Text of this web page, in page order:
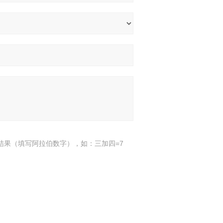
果（填写阿拉伯数字），如：三加四=7